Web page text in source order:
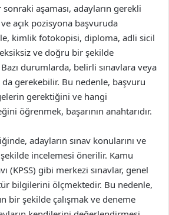
aşaması, adayların gerekli
açık pozisyona başvuruda
kimlik fotokopisi, diploma, adli sicil
ve doğru bir şekilde
durumlarda, belirli sınavlara veya
gerekebilir. Bu nedenle, başvuru
gerektiğini ve hangi
öğrenmek, başarının anahtarıdır.
adayların sınav konularını ve
incelemesi önerilir. Kamu
(KPSS) gibi merkezi sınavlar, genel
bilgilerini ölçmektedir. Bu nedenle,
bir şekilde çalışmak ve deneme